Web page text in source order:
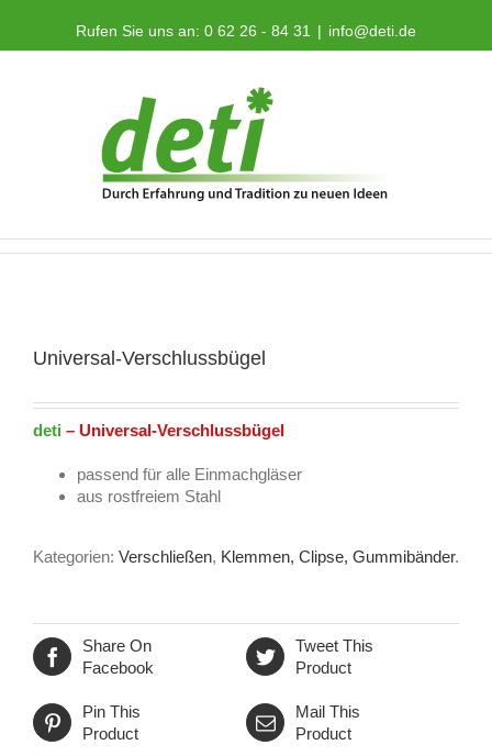
Rufen Sie uns an: 0 62 26 - 84 31 | info@deti.de
Universal-Verschlussbügel
deti – Universal-Verschlussbügel
passend für alle Einmachgläser
aus rostfreiem Stahl
Kategorien: Verschließen, Klemmen, Clipse, Gummibänder.
Share On
Facebook
Tweet This
Product
Pin This
Product
Mail This
Product